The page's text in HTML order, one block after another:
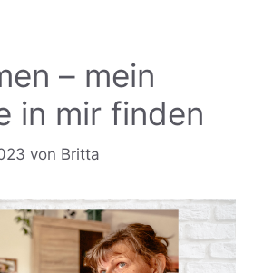
– mein
in mir finden
von Britta